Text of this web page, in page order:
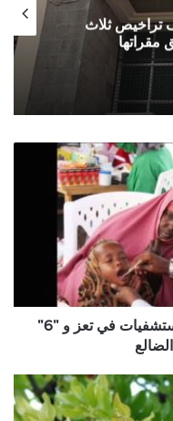
تراخيص ثلاث
اتفاقية أممية قطرية لتنفيذ "5" مستشفيات في تعز و "6"